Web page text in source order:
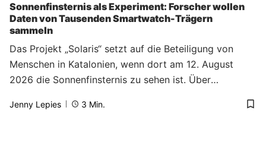
Sonnenfinsternis als Experiment: Forscher wollen
Daten von Tausenden Smartwatch-Trägern
sammeln
Das Projekt „Solaris“ setzt auf die Beteiligung von
Menschen in Katalonien, wenn dort am 12. August
2026 die Sonnenfinsternis zu sehen ist. Über
Herzfrequenzen und Atmung erfasst werden.
Jenny Lepies 3 Min.